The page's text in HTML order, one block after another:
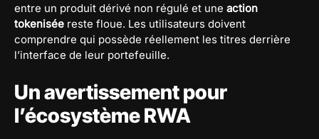
entre un produit dérivé non régulé et une action
tokenisée reste floue. Les utilisateurs doivent
comprendre qui possède réellement les titres derrière
l’interface de leur portefeuille.
Un avertissement pour
l’écosystème RWA